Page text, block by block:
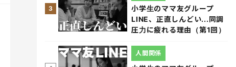
3
小学生のママ友グループ
LINE、正直しんどい...同調
圧力に疲れる理由（第1回）
人間関係